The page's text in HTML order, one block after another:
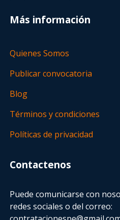
Más información
Quienes Somos
Publicar convocatoria
Blog
Términos y condiciones
Políticas de privacidad
Contactenos
Puede comunicarse con
redes sociales o del correo: